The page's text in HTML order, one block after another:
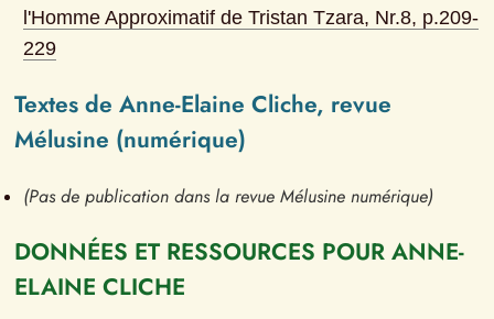
l'Homme Approximatif de Tristan Tzara, Nr.8, p.209-
229
Textes de Anne-Elaine Cliche, revue
Mélusine (numérique)
(Pas de publication dans la revue Mélusine numérique)
DONNÉES ET RESSOURCES POUR ANNE-
ELAINE CLICHE